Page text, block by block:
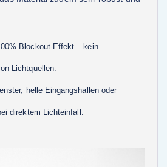
Blockout-Effekt – kein
Lichtquellen.
helle Eingangshallen oder
direktem Lichteinfall.